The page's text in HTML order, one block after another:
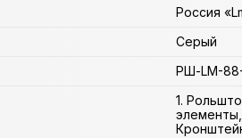
Россия
Серый
РШ-LM-
1.